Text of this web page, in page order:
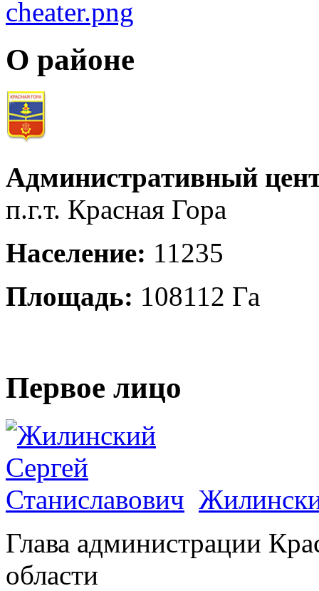
О районе
Административный
п.г.т. Красная Гора
Население: 11235
Площадь: 108112 Га
Первое лицо
Глава администрации
области